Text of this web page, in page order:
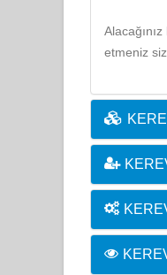
etmeniz